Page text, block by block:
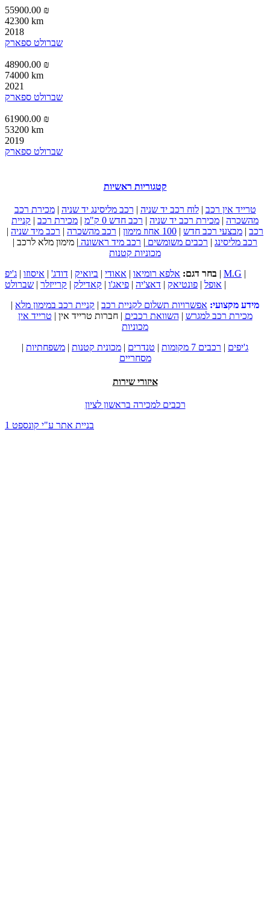
55900.00 ₪
42300 km
2018
שברולט ספארק
48900.00 ₪
74000 km
2021
שברולט ספארק
61900.00 ₪
53200 km
2019
שברולט ספארק
קטגוריות ראשיות
טרייד אין רכב |לוח רכב יד שניה | רכב מליסינג יד שניה |מכירת רכב
מהשכרה | מכירת רכב יד שניה | רכב חדש 0 ק"מ | מכירת רכב | קניית
רכב | מבצעי רכב חדש | 100 אחוז מימון | רכב מהשכרה | רכב מיד שניה |
רכב מליסינג | רכבים משומשים | רכב מיד ראשונה | מימון מלא לרכב |
מכוניות קטנות
בחר דגם: אלפא רומיאו | אאודי | ביואיק | דודג' | איסוזו | ג'יפ | M.G |
אופל | פונטיאק | דאצ'יה | פיאג'ו | קאדילק | קרייזלר | שברולט
|
מידע מקצועי: אפשרויות תשלום לקניית רכב | קניית רכב במימון מלא |
מכירת רכב למגרש | השוואת רכבים |חברות טרייד אין | טרייד אין
מכוניות
ג'יפים | רכבים 7 מקומות | טנדרים | מכונית קטנות | משפחתיות |
מסחריים
איזורי שירות
רכבים למכירה בראשון לציון
בניית אתר ע"י קונספט 1